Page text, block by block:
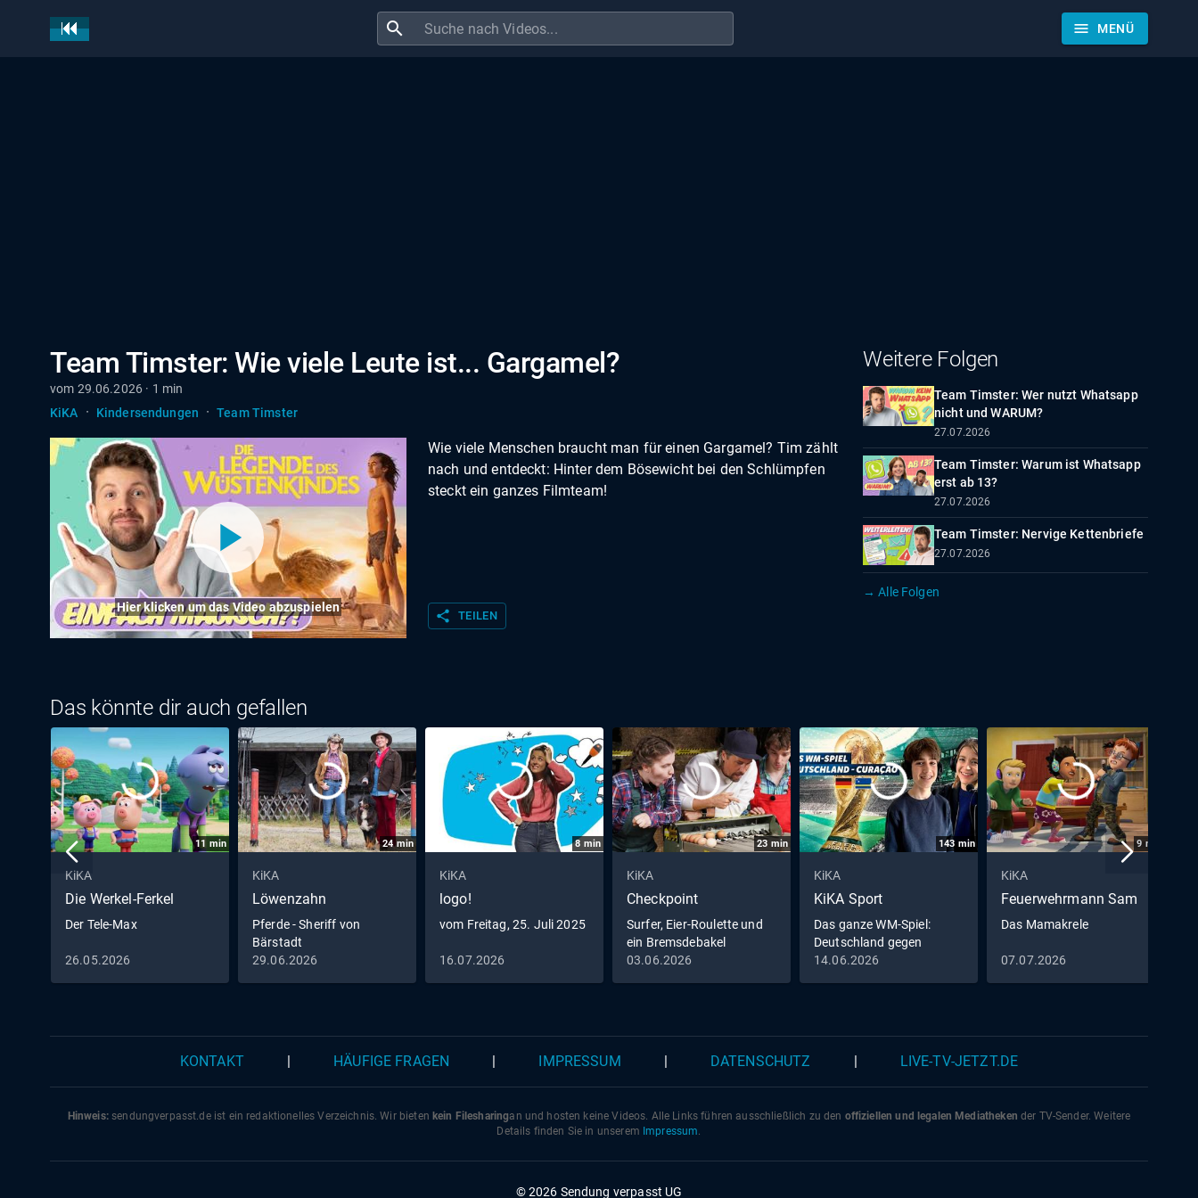
search menu MENÜ
Team Timster: Wie viele Leute ist... Gargamel?
vom 29.06.2026 · 1 min
KiKA
· Kindersendungen · Team Timster
Hier klicken um das Video abzuspielen
Wie viele Menschen braucht man für einen Gargamel? Tim zählt
nach und entdeckt: Hinter dem Bösewicht bei den Schlümpfen
steckt ein ganzes Filmteam!
share TEILEN
Weitere Folgen
Team Timster: Wer nutzt Whatsapp
nicht und WARUM?
27.07.2026
Team Timster: Warum ist Whatsapp
erst ab 13?
27.07.2026
Team Timster: Nervige Kettenbriefe
27.07.2026
→ Alle Folgen
Das könnte dir auch gefallen
11 min
KiKA
Die Werkel-Ferkel
Der Tele-Max
26.05.2026
24min
KiKA
Löwenzahn
Pferde - Sheriff von
Bärstadt
29.06.2026
8 min
KiKA
logo!
vom Freitag, 25. Juli 2025
16.07.2026
23 min
KiKA
Checkpoint
Surfer, Eier-Roulette und
ein Bremsdebakel
03.06.2026
143 min
KiKA
KiKA Sport
Das ganze WM-Spiel:
Deutschland gegen
Curaçao
14.06.2026
9 min
KiKA
Feuerwehrmann Sam
Das Mamakrele
07.07.2026
KONTAKT HÄUFIGE FRAGEN IMPRESSUM DATENSCHUTZ LIVE-TV-JETZT.DE
Hinweis:sendungverpasst.deist ein redaktionelles Verzeichnis. Wir bieten kein Filesharingan und hosten keine Videos. Alle Links führen ausschließlich zu den offiziellen und legalen Mediatheken der TV-Sender. Weitere
Details finden Sie in unserem Impressum.
© 2026 Sendung verpasst UG